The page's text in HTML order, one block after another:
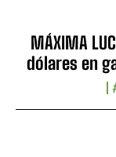
MÁXIMA
dólares en